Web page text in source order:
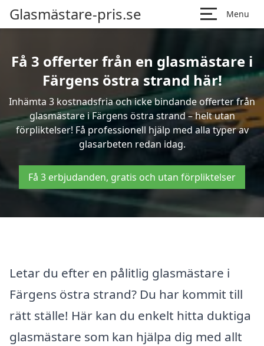
Glasmästare-pris.se Menu
Få 3 offerter från en glasmästare i
Färgens östra strand här!
Inhämta 3 kostnadsfria och icke bindande offerter från
glasmästare i Färgens östra strand – helt utan
förpliktelser! Få professionell hjälp med alla typer av
glasarbeten redan idag.
Få 3 erbjudanden, gratis och utan förpliktelser
Letar du efter en pålitlig glasmästare i
Färgens östra strand? Du har kommit till
rätt ställe! Här kan du enkelt hitta duktiga
glasmästare som kan hjälpa dig med allt